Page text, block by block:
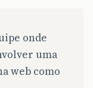
onde
uma
web como